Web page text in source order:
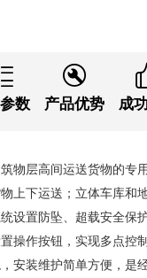
数 产品优势 成
物层高间运送货物的专
上下运送；立体车库和
设置防坠、超载安全保
操作按钮，实现多点控
安装维护简单方便，是